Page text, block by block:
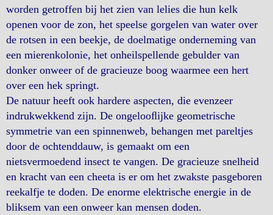
worden getroffen bij het zien van lelies die hun kelk
openen voor de zon, het speelse gorgelen van water over
de rotsen in een beekje, de doelmatige onderneming van
een mierenkolonie, het onheilspellende gebulder van
donker onweer of de gracieuze boog waarmee een hert
over een hek springt.
De natuur heeft ook hardere aspecten, die evenzeer
indrukwekkend zijn. De ongelooﬂijke geometrische
symmetrie van een spinnenweb, behangen met pareltjes
door de ochtenddauw, is gemaakt om een
nietsvermoedend insect te vangen. De gracieuze snelheid
en kracht van een cheeta is er om het zwakste pasgeboren
reekalfje te doden. De enorme elektrische energie in de
bliksem van een onweer kan mensen doden.